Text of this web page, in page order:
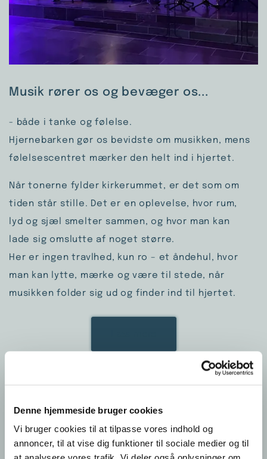
Denne hjemmeside bruger cookies
Vi bruger cookies til at tilpasse vores indhold og
annoncer, til at vise dig funktioner til sociale medier og til
Musik rører os og bevæger os...
- både i tanke og følelse.
Hjernebarken gør os bevidste om musikken, mens
følelsescentret mærker den helt ind i hjertet.
Når tonerne fylder kirkerummet, er det som om
tiden står stille. Det er en oplevelse, hvor rum,
lyd og sjæl smelter sammen, og hvor man kan
lade sig omslutte af noget større.
Her er ingen travlhed, kun ro – et åndehul, hvor
man kan lytte, mærke og være til stede, når
musikken folder sig ud og finder ind til hjertet.
Ro & Tro